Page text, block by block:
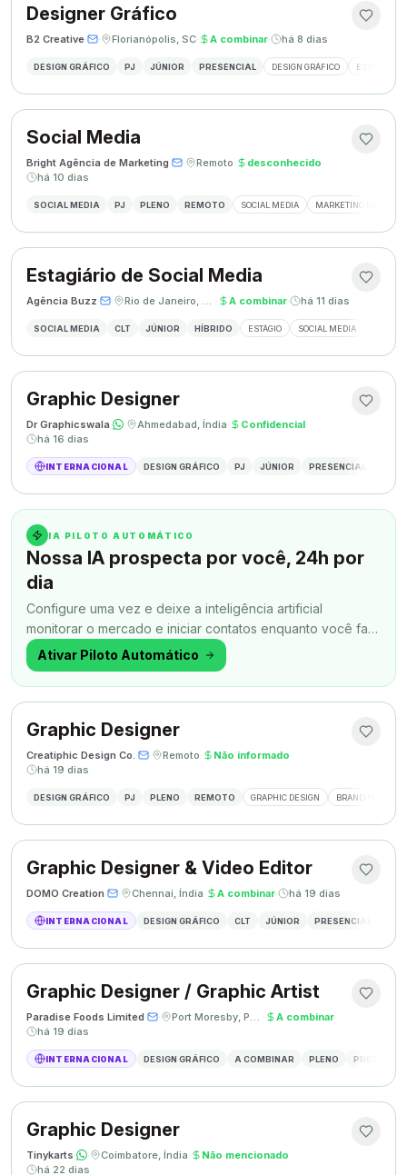
Designer Gráfico
B2 Creative· · Florianópolis, SC· A combinar· há 8 dias
DESIGN GRÁFICO PJ JÚNIOR PRESENCIAL DESIGN GRÁFICO ESTÁGIO
Social Media
Bright Agência de Marketing· · Remoto· desconhecido·
há 10 dias
SOCIAL MEDIA PJ PLENO REMOTO SOCIAL MEDIA MARKETING DIGITAL
Estagiário de Social Media
Agência Buzz· · Rio de Janeiro, Brasil · A combinar· há 11 dias
SOCIAL MEDIA CLT JÚNIOR HÍBRIDO ESTÁGIO SOCIAL MEDIA
Graphic Designer
Dr Graphicswala· · Ahmedabad, Índia· Confidencial·
há 16 dias
INTERNACIONAL DESIGN GRÁFICO PJ JÚNIOR PRESENCIAL
IA PILOTO AUTOMÁTICO
Nossa IA prospecta por você, 24h por
dia
Configure uma vez e deixe a inteligência artificial
monitorar o mercado e iniciar contatos enquanto você faz
outra coisa.
Ativar Piloto Automático
Graphic Designer
Creatiphic Design Co.· · Remoto· Não informado·
há 19 dias
DESIGN GRÁFICO PJ PLENO REMOTO GRAPHIC DESIGN BRANDING
Graphic Designer & Video Editor
DOMO Creation· · Chennai, Índia· A combinar· há 19 dias
INTERNACIONAL DESIGN GRÁFICO CLT JÚNIOR PRESENCIAL
Graphic Designer / Graphic Artist
Paradise Foods Limited· · Port Moresby, Papua Nova Guiné · A combinar·
há 19 dias
INTERNACIONAL DESIGN GRÁFICO A COMBINAR PLENO
Graphic Designer
Tinykarts· · Coimbatore, Índia· Não mencionado·
há 22 dias